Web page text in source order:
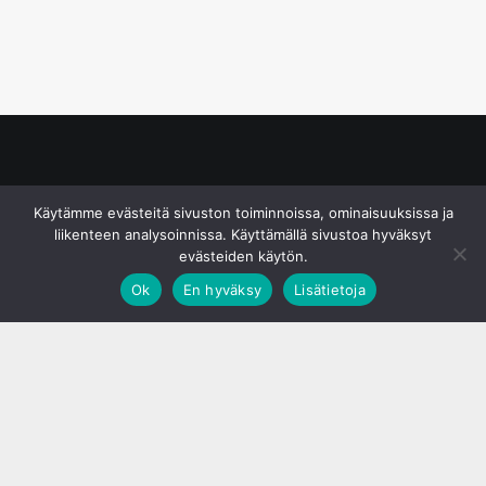
Käytämme evästeitä sivuston toiminnoissa, ominaisuuksissa ja
liikenteen analysoinnissa. Käyttämällä sivustoa hyväksyt
evästeiden käytön.
Ok
En hyväksy Lisätietoja